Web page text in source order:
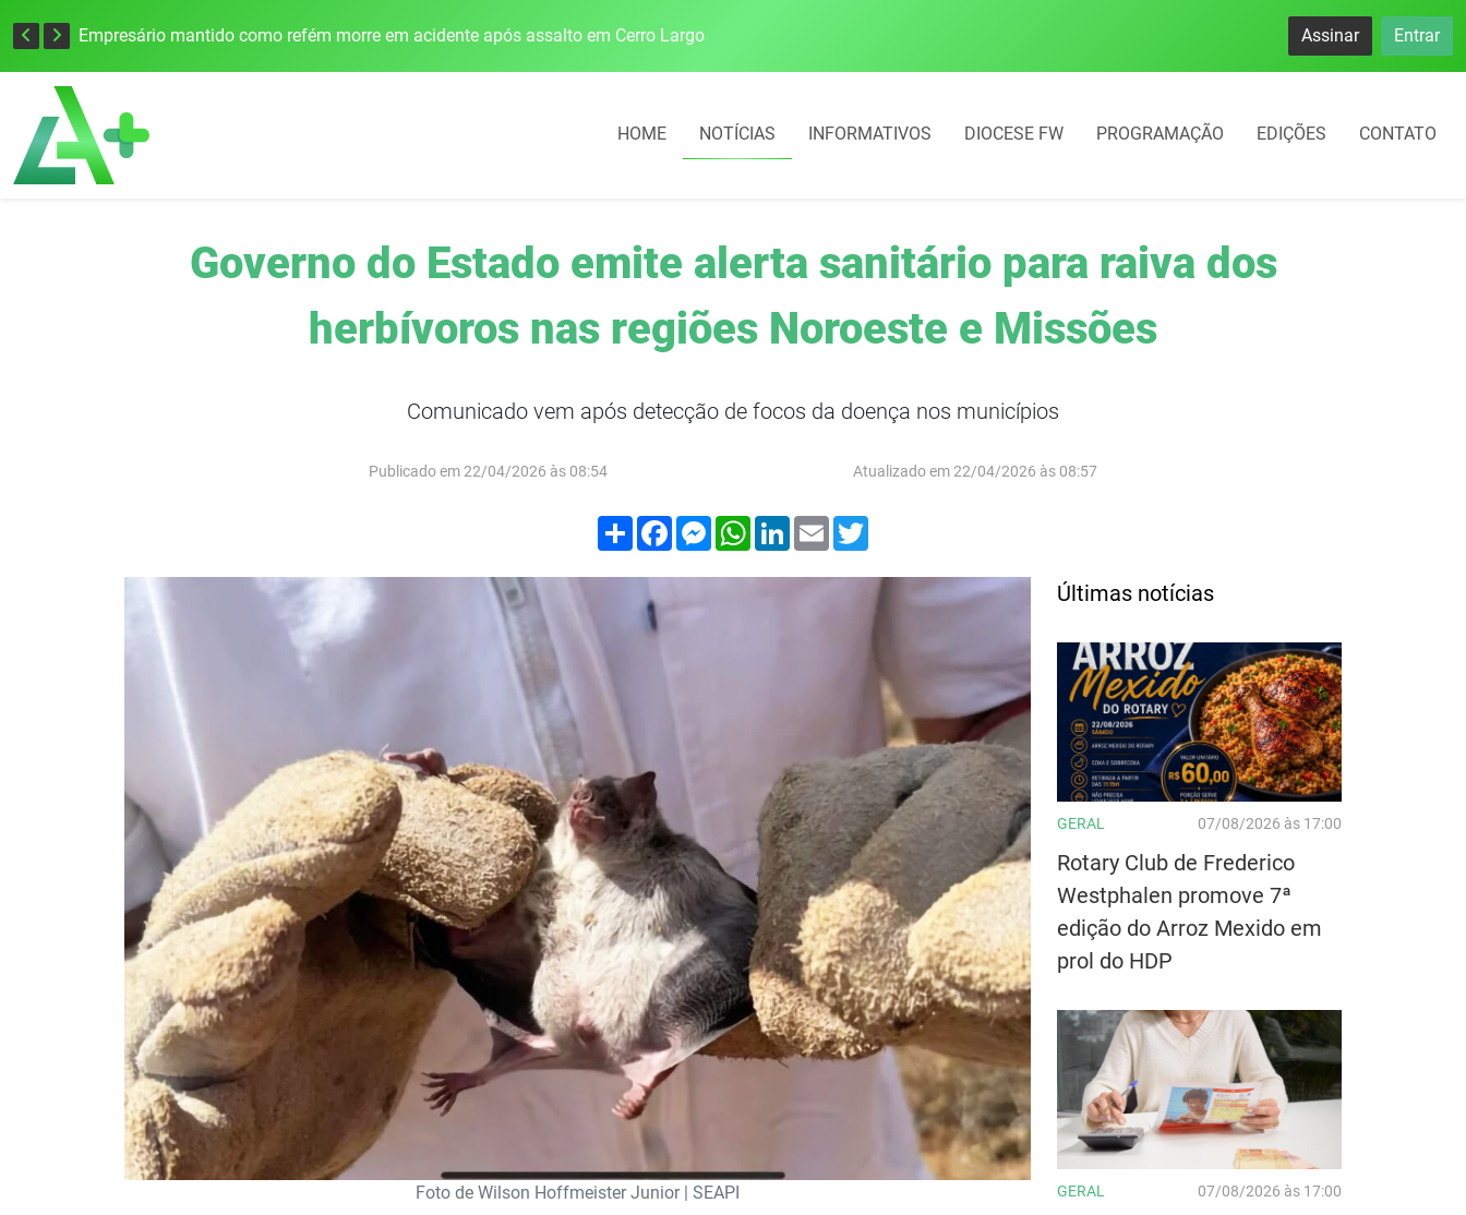
Empresário mantido como refém morre em acidente após assalto em Cerro Largo Cobrança do estacionamento rotativo começará em 10 dias em Frederico
Assinar Entrar
HOME NOTÍCIAS INFORMATIVOS DIOCESE FW PROGRAMAÇÃO EDIÇÕES CONTATO
Governo do Estado emite alerta sanitário para raiva dos
herbívoros nas regiões Noroeste e Missões
Comunicado vem após detecção de focos da doença nos municípios
Publicado em 22/04/2026 às 08:54 Atualizado em 22/04/2026 às 08:57
Compartilhar
FacebookMessenger
WhatsApp
LinkedIn
Email
Foto de Wilson Hoffmeister Junior | SEAPI
Últimas notícias
GERAL 07/08/2026 às 17:00
Rotary Club de Frederico
Westphalen promove 7ª
edição do Arroz Mexido em
prol do HDP
GERAL 07/08/2026 às 17:00